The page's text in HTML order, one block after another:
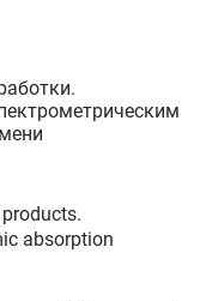
absorption